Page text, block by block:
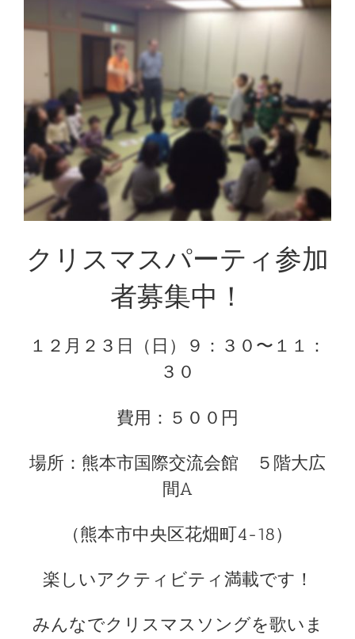
クリスマスパーティ参加
者募集中！
１２月２３日（日）９：３０〜１１：
３０
費用：５００円
場所：熊本市国際交流会館 ５階大広
間A
（熊本市中央区花畑町4-18）
楽しいアクティビティ満載です！
みんなでクリスマスソングを歌いま